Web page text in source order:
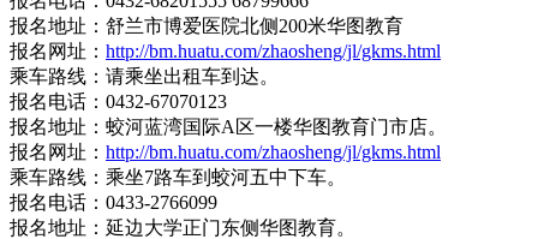
报名地址：舒兰市博爱医院北侧200米华图教育
报名网址： http://bm.huatu.com/zhaosheng/jl/gkms.html
乘车路线：请乘坐出租车到达。
报名电话：0432-67070123
报名地址：蛟河蓝湾国际A区一楼华图教育门市店。
报名网址： http://bm.huatu.com/zhaosheng/jl/gkms.html
乘车路线：乘坐7路车到蛟河五中下车。
报名电话：0433-2766099
报名地址：延边大学正门东侧华图教育。